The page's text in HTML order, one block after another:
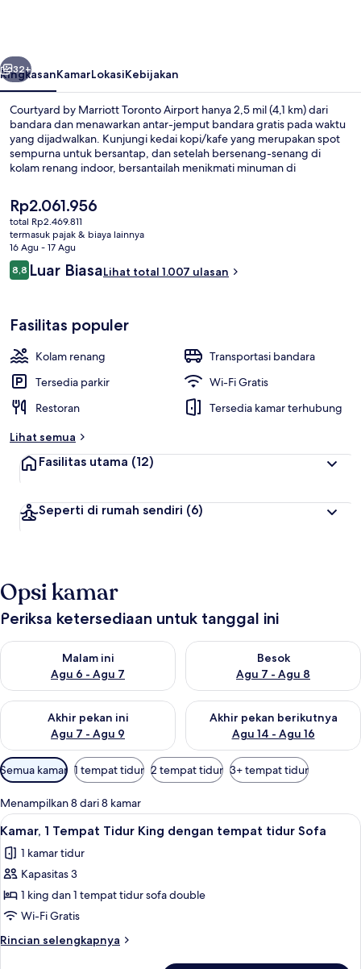
Berikutnya
32+
RingkasanKamarLokasiKebijakan
Courtyard by Marriott Toronto Airport hanya 2,5 mil (4,1 km) dari
bandara dan menawarkan antar-jemput bandara gratis pada waktu
yang dijadwalkan. Kunjungi kedai kopi/kafe yang merupakan spot
sempurna untuk bersantap, dan setelah bersenang-senang di
kolam renang indoor, bersantailah menikmati minuman di
fasilitas dalam kamar yang meliputi kulkas dan microwave. Staf dan
bandara mendapatkan nilai yang baik dari para traveler.
Harga
saat
ini
Rp2.061.956
Rp2.061.956
total Rp2.469.811
termasuk pajak & biaya lainnya
16 Agu - 17 Agu
Ulasan
8,88,8 dari 10
Luar BiasaLihat total 1.007 ulasan
Fasilitas populer
Kolam renang
Transportasi bandara
Tersedia parkir
Wi-Fi Gratis
Restoran
Tersedia kamar terhubung
Lihat semua
Fasilitas utama (12)
Seperti di rumah sendiri (6)
Opsi kamar
Periksa ketersediaan untuk tanggal ini
Malam ini
Agu 6 - Agu 7
Periksa ketersediaan untuk malam ini Agu 6 - Agu 7
Besok
Agu 7 - Agu 8
Periksa ketersediaan untuk
Akhir pekan ini
Agu 7 - Agu 9
Periksa ketersediaan untuk akhir pekan ini Agu 7 - Agu 9
Akhir pekan berikutnya
Agu 14 - Agu 16
Periksa ketersediaan untuk
Filter
tersedia
untuk
kamar
Semua kamar 1 tempat tidur 2 tempat tidur 3+ tempat tidur
Menampilkan 8 dari 8 kamar
Lihat
semua
foto
untuk
Kamar,
1
Tempat
Tidur
Seprai antialergi, brankas, meja
4
Kamar, 1 Tempat Tidur King dengan tempat tidur Sofa
1 kamar tidur
Kapasitas 3
1 king dan 1 tempat tidur sofa double
Wi-Fi Gratis
Rincian selengkapnya
Rincian